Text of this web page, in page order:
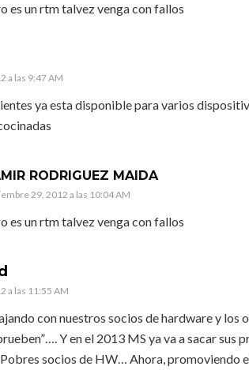
es un rtm talvez venga con fallos
a las 9:47 AM
ya esta disponible para varios
RODRIGUEZ MAIDA
29, 2012 a las 10:04 AM
es un rtm talvez venga con fallos
a las 11:55 AM
con nuestros socios de hardware y los
Y en el 2013 MS ya va a sacar sus
socios de HW… Ahora, promoviendo